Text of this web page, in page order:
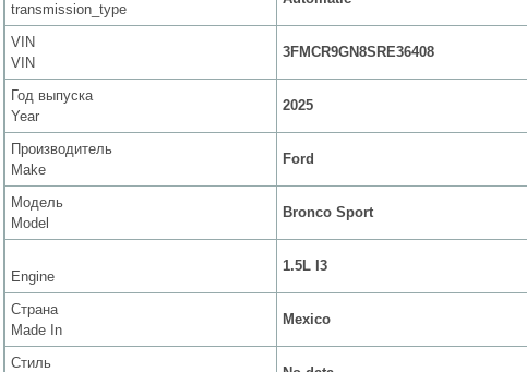
transmission_type
VIN
VIN
3FMCR9GN8SRE36408
Год выпуска
Year
2025
Производитель
Make
Ford
Модель
Model
Bronco Sport
Engine
1.5L I3
Страна
Made In
Mexico
Стиль